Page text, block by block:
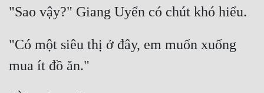
Sát Phạt Quyết Đoán
"Có một siêu thị ở đây, em muốn xuống